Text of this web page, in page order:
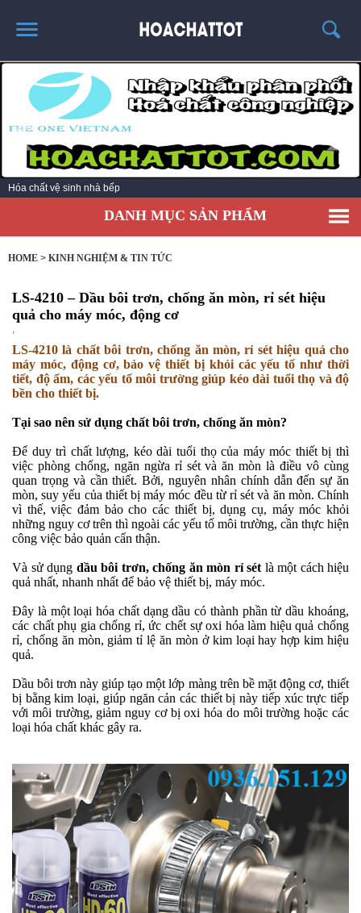
TRANG CHỦ
GIỚI THIỆU
SẢN PHẨM HÓT
KINH NGHIỆM & TIN TỨC
LIÊN HỆ
Hóa chất tẩy rửa dùng công nghiệp
DANH MỤC SẢN PHẨM
HOME > KINH NGHIỆM & TIN TỨC
LS-4210 – Dầu bôi trơn, chống ăn mòn, rỉ sét hiệu
quả cho máy móc, động cơ
,
LS-4210 là chất bôi trơn, chống ăn mòn, rỉ sét hiệu quả cho
máy móc, động cơ, bảo vệ thiết bị khỏi các yếu tố như thời
tiết, độ ẩm, các yếu tố môi trường giúp kéo dài tuổi thọ và độ
bền cho thiết bị.
Tại sao nên sử dụng chất bôi trơn, chống ăn mòn?
Để duy trì chất lượng, kéo dài tuổi thọ của máy móc thiết bị thì
việc phòng chống, ngăn ngừa rỉ sét và ăn mòn là điều vô cùng
quan trọng và cần thiết. Bởi, nguyên nhân chính dẫn đến sự ăn
mòn, suy yếu của thiết bị máy móc đều từ rỉ sét và ăn mòn. Chính
vì thế, việc đảm bảo cho các thiết bị, dụng cụ, máy móc khỏi
những nguy cơ trên thì ngoài các yếu tố môi trường, cần thực hiện
công việc bảo quản cẩn thận.
Và sử dụng dầu bôi trơn, chống ăn mòn rỉ sét là một cách hiệu
quả nhất, nhanh nhất để bảo vệ thiết bị, máy móc.
Đây là một loại hóa chất dạng dầu có thành phần từ dầu khoáng,
các chất phụ gia chống rỉ, ức chết sự oxi hóa làm hiệu quả chống
rỉ, chống ăn mòn, giảm tỉ lệ ăn mòn ở kim loại hay hợp kim hiệu
quả.
Dầu bôi trơn này giúp tạo một lớp màng trên bề mặt động cơ, thiết
bị bằng kim loại, giúp ngăn cản các thiết bị này tiếp xúc trực tiếp
với môi trường, giảm nguy cơ bị oxi hóa do môi trường hoặc các
loại hóa chất khác gây ra.